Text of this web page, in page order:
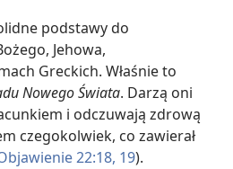
podstawy do
Jehowa,
Greckich. Właśnie to
Nowego Świata. Darzą oni
i odczuwają zdrową
czegokolwiek, co zawierał
22:18, 19).